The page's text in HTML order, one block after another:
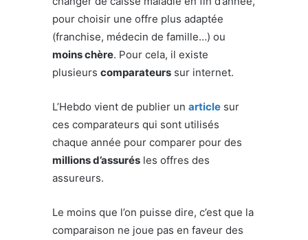
pour choisir une offre plus adaptée
(franchise, médecin de famille…) ou
moins chère. Pour cela, il existe
plusieurs comparateurs sur internet.
L’Hebdo vient de publier un article sur
ces comparateurs qui sont utilisés
chaque année pour comparer pour des
millions d’assurés les offres des
assureurs.
Le moins que l’on puisse dire, c’est que la
comparaison ne joue pas en faveur des